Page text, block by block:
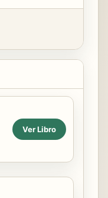
Ver Libro